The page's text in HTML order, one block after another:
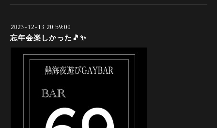
2023-12-13 20:59:00
忘年会楽しかった🎵✨